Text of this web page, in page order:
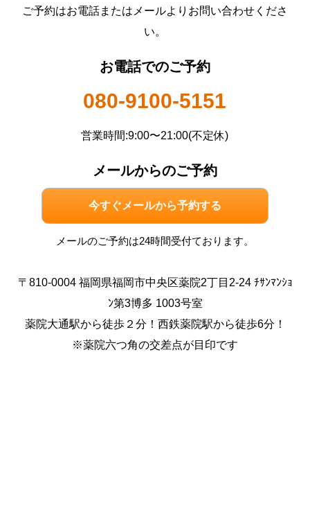
ご予約はお電話またはメールよりお問い合わせくださ
い。
お電話でのご予約
080-9100-5151
営業時間:9:00〜21:00(不定休)
メールからのご予約
今すぐメールから予約する
メールのご予約は24時間受付ております。
〒810-0004 福岡県福岡市中央区薬院2丁目2-24 ﾁｻﾝﾏﾝｼｮ
ﾝ第3博多 1003号室
薬院大通駅から徒歩２分！西鉄薬院駅から徒歩6分！
※薬院六つ角の交差点が目印です